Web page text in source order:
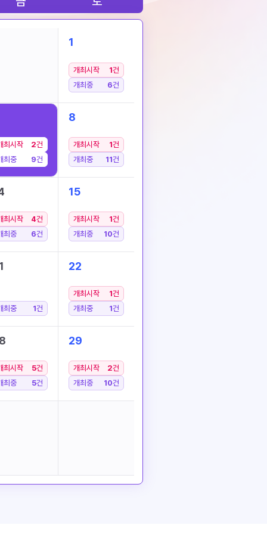
1
개최시작 1건
개최중
6건
최시작 2건
최중
9건
8
개최시작 1건
개최중
11건
최시작 4건
최중
6건
15
개최시작 1건
개최중
10건
최중 1건
22
개최시작 1건
개최중
1건
최시작 5건
최중
5건
29
개최시작 2건
개최중
10건